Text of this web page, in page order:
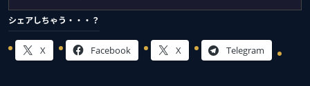
シェアしちゃう・・・？
X Facebook X Telegram